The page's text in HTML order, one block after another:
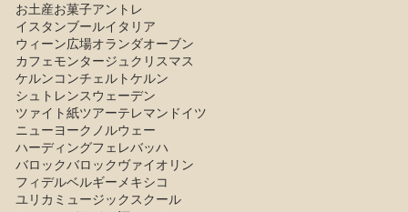
お土産お菓子アントレ
イスタンブールイタリア
ウィーン広場オランダオーブン
カフェモンタージュクリスマス
ケルンコンチェルトケルン
シュトレンスウェーデン
ツァイト紙ツアーテレマン ドイツ
ニューヨーク ノルウェー
ハーディングフェレバッハ
バロックバロックヴァイオリン
フィデルベルギーメキシコ
ユリカミュージックスクール